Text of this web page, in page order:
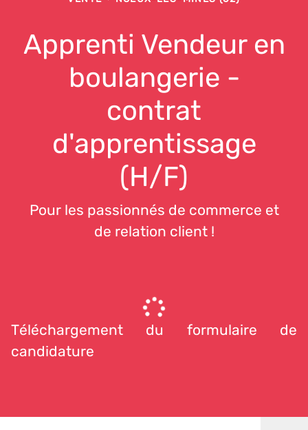
Apprenti Vendeur en
boulangerie -
contrat
d'apprentissage
(H/F)
Pour les passionnés de commerce et
de relation client !
Téléchargement du formulaire de
candidature